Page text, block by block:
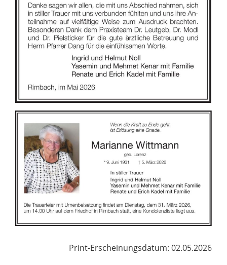
Print-Erscheinungsdatum: 02.05.2026